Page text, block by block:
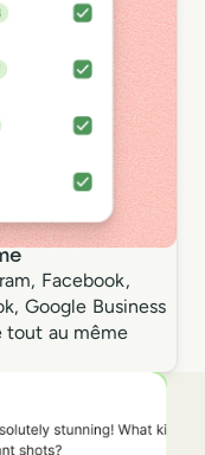
Facebook,
Google Business
tout au même